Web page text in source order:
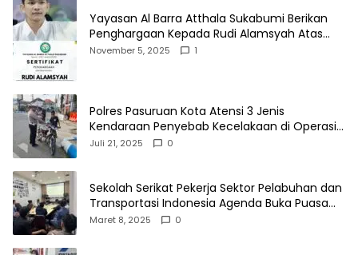
Yayasan Al Barra Atthala Sukabumi Berikan
Penghargaan Kepada Rudi Alamsyah Atas
Kontribusi Sosial dan Kemasyarakatan
November 5, 2025 1
Polres Pasuruan Kota Atensi 3 Jenis
Kendaraan Penyebab Kecelakaan di Operasi
Patuh Semeru 2025
Juli 21, 2025 0
Sekolah Serikat Pekerja Sektor Pelabuhan dan
Transportasi Indonesia Agenda Buka Puasa
Bersama
Maret 8, 2025 0